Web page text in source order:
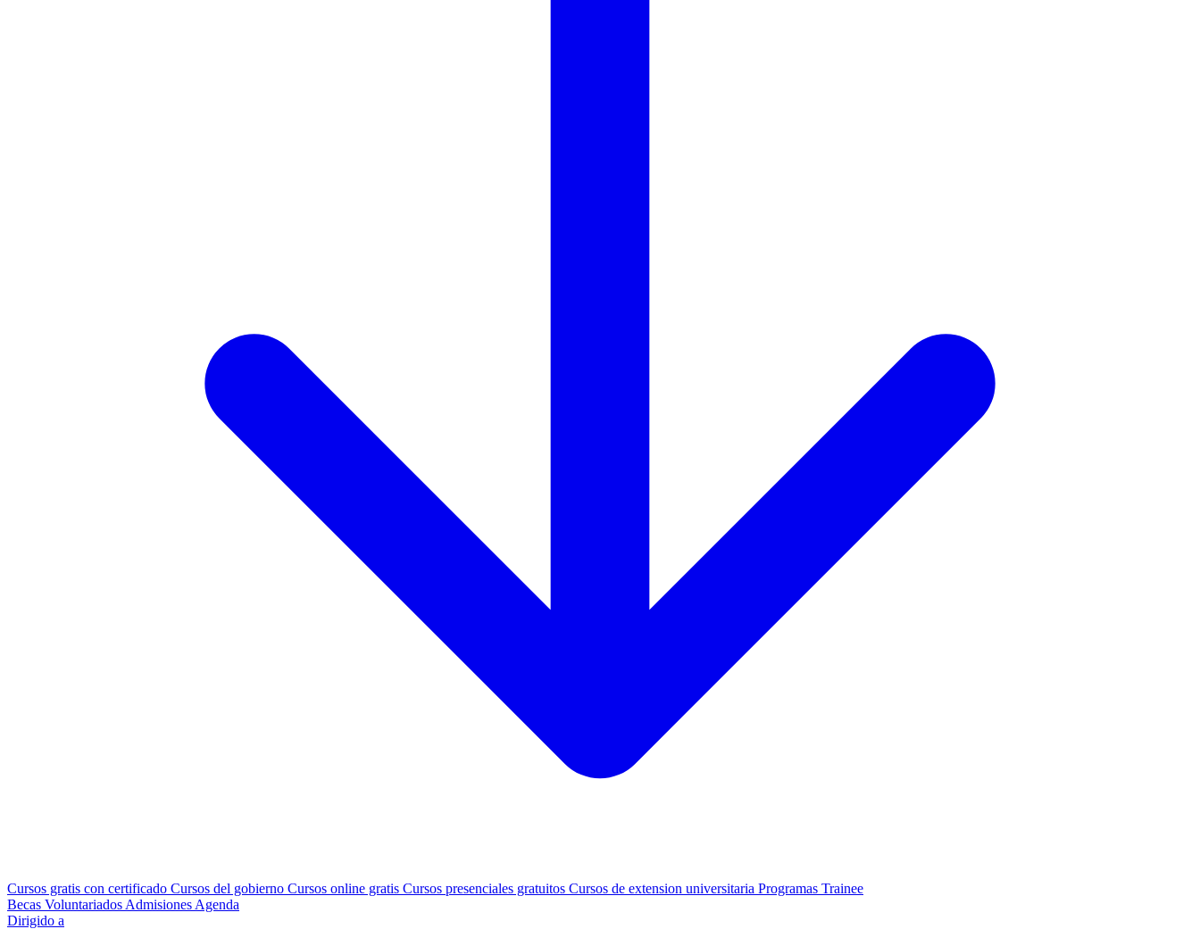
Cursos gratis con certificado Cursos del gobierno Cursos online gratis Cursos presenciales gratuitos Cursos de extension universitaria Programas Trainee
Becas Voluntariados Admisiones Agenda
Dirigido a